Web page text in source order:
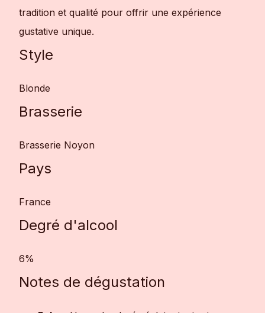
tradition et qualité pour offrir une expérience
gustative unique.
Style
Blonde
Brasserie
Brasserie Noyon
Pays
France
Degré d'alcool
6%
Notes de dégustation